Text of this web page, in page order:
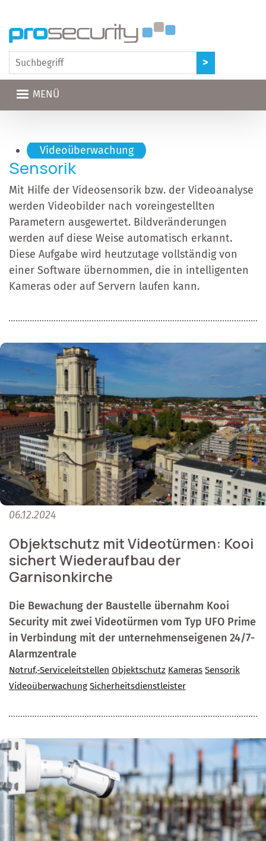
MENÜ
Hauptnavigation
Videoüberwachung
Sensorik
Mit Hilfe der Videosensorik bzw. der Videoanalyse
werden Videobilder nach voreingestellten
Parametern ausgewertet. Bildveränderungen
werden auf diese Weise automatisch erkannt.
Diese Aufgabe wird heutzutage vollständig von
einer Software übernommen, die in intelligenten
Kameras oder auf Servern laufen kann.
06.12.2024
Objektschutz mit Videotürmen: Kooi
sichert Wiederaufbau der
Garnisonkirche
Die Bewachung der Baustelle übernahm Kooi
Security mit zwei Videotürmen vom Typ UFO Prime
in Verbindung mit der unternehmenseigenen 24/7-
Alarmzentrale
Notruf,-Serviceleitstellen Objektschutz Kameras Sensorik
Videoüberwachung Sicherheitsdienstleister